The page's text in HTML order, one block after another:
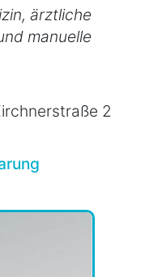
ärztliche
manuelle
2